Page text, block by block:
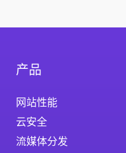
产品
网站性能
云安全
流媒体分发